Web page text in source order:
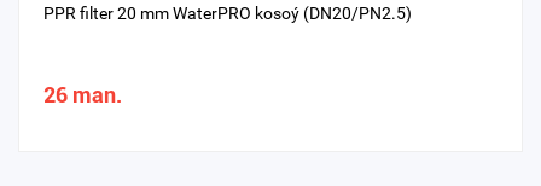
PPR filter 20 mm WaterPRO kosoý (DN20/PN2.5)
26 man.